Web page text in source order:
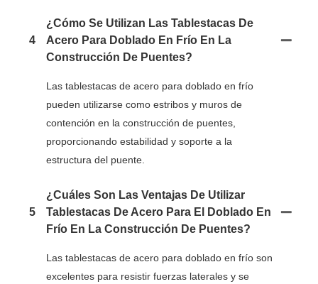
4
¿Cómo Se Utilizan Las Tablestacas De
Acero Para Doblado En Frío En La
Construcción De Puentes?
Las tablestacas de acero para doblado en frío
pueden utilizarse como estribos y muros de
contención en la construcción de puentes,
proporcionando estabilidad y soporte a la
estructura del puente.
5
¿Cuáles Son Las Ventajas De Utilizar
Tablestacas De Acero Para El Doblado En
Frío En La Construcción De Puentes?
Las tablestacas de acero para doblado en frío son
excelentes para resistir fuerzas laterales y se